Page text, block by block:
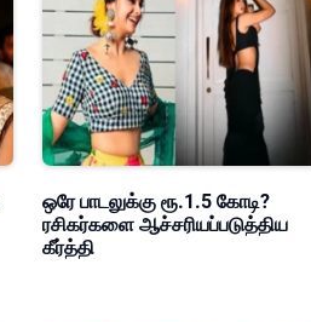
ஒரே பாடலுக்கு ரூ.1.5 கோடி?
ரசிகர்களை ஆச்சரியப்படுத்திய
கீர்த்தி